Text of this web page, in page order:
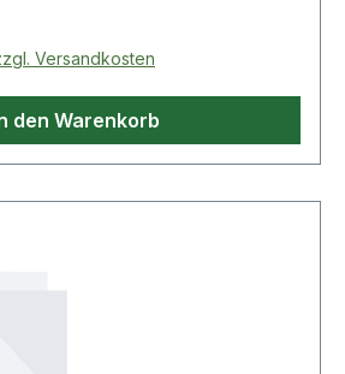
Vanadium
enst-Spezialprofil-
Ö
Versandkosten
den Warenkorb